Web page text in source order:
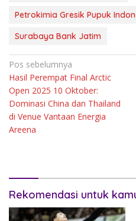
Petrokimia Gresik Pupuk
Surabaya Bank Jatim
Navigasi
pos
Pos sebelumnya
Hasil Perempat Final Arctic
Open 2025 10 Oktober:
Dominasi China dan Thailand
di Venue Vantaan Energia
Areena
Rekomendasi untuk